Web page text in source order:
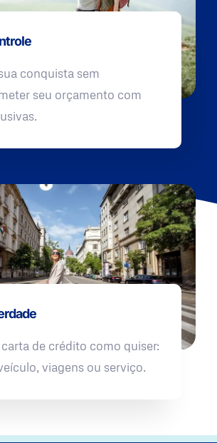
conquista sem
seu orçamento com
de crédito como quiser:
viagens ou serviço.